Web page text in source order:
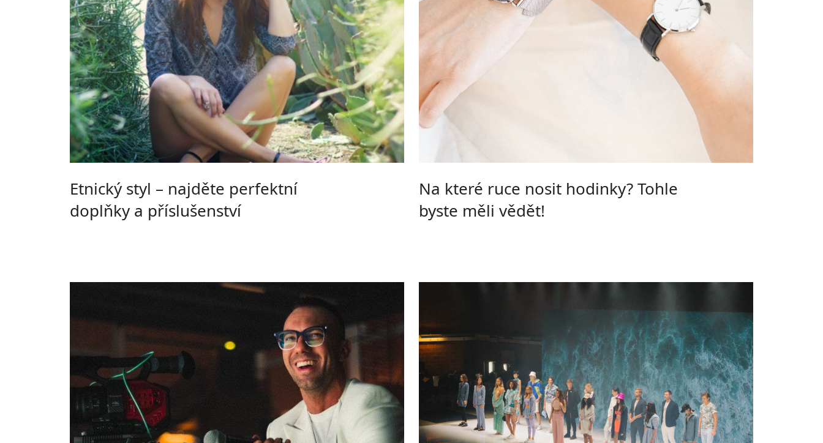
Etnický styl – najděte perfektní
doplňky a příslušenství
Na které ruce nosit hodinky? Tohle
byste měli vědět!